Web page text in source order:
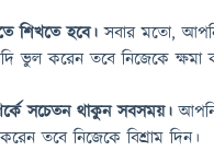
শিখতে হবে। সবার মতো,
ভুল করেন তবে নিজেকে
সচেতন থাকুন সবসময়।
তবে নিজেকে বিশ্রাম দিন।